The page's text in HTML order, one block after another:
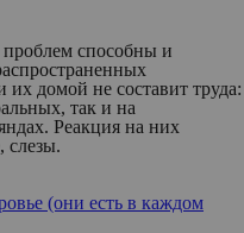
способны и
их домой не составит труда:
так и на
Реакция на них
слезы.
(они есть в каждом